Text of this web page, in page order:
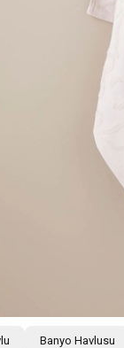
Banyo Havlusu